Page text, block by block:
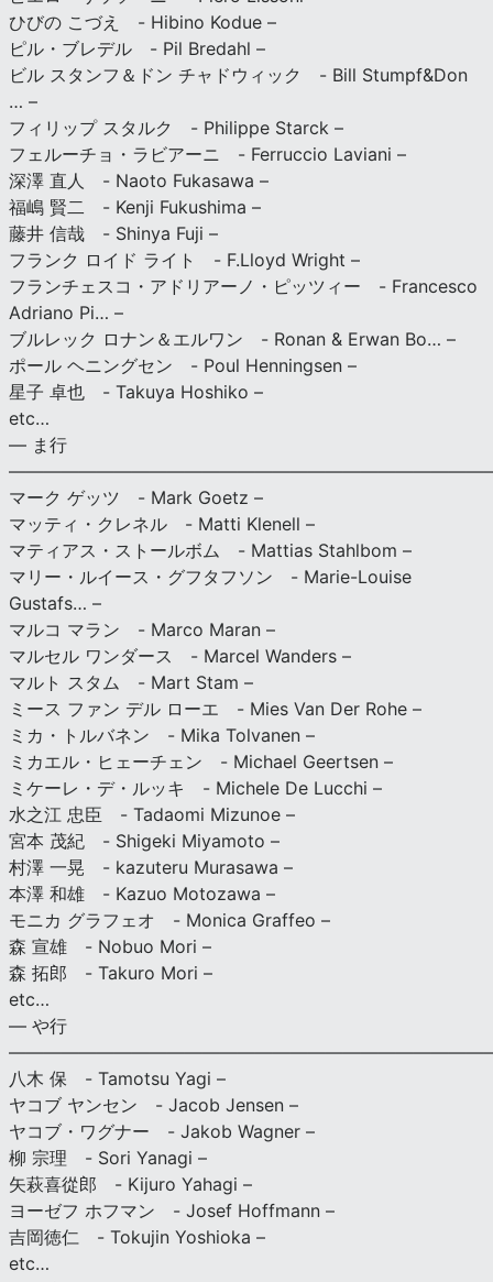
ひびの こづえ - Hibino Kodue –
ピル・ブレデル - Pil Bredahl –
ビル スタンフ＆ドン チャドウィック - Bill Stumpf&Don
… –
フィリップ スタルク - Philippe Starck –
フェルーチョ・ラビアーニ - Ferruccio Laviani –
深澤 直人 - Naoto Fukasawa –
福嶋 賢二 - Kenji Fukushima –
藤井 信哉 - Shinya Fuji –
フランク ロイド ライト - F.Lloyd Wright –
フランチェスコ・アドリアーノ・ピッツィー - Francesco
Adriano Pi… –
ブルレック ロナン＆エルワン - Ronan & Erwan Bo… –
ポール ヘニングセン - Poul Henningsen –
星子 卓也 - Takuya Hoshiko –
etc…
— ま行
マーク ゲッツ - Mark Goetz –
マッティ・クレネル - Matti Klenell –
マティアス・ストールボム - Mattias Stahlbom –
マリー・ルイース・グフタフソン - Marie-Louise
Gustafs… –
マルコ マラン - Marco Maran –
マルセル ワンダース - Marcel Wanders –
マルト スタム - Mart Stam –
ミース ファン デル ローエ - Mies Van Der Rohe –
ミカ・トルバネン - Mika Tolvanen –
ミカエル・ヒェーチェン - Michael Geertsen –
ミケーレ・デ・ルッキ - Michele De Lucchi –
水之江 忠臣 - Tadaomi Mizunoe –
宮本 茂紀 - Shigeki Miyamoto –
村澤 一晃 - kazuteru Murasawa –
本澤 和雄 - Kazuo Motozawa –
モニカ グラフェオ - Monica Graffeo –
森 宣雄 - Nobuo Mori –
森 拓郎 - Takuro Mori –
etc…
— や行
八木 保 - Tamotsu Yagi –
ヤコブ ヤンセン - Jacob Jensen –
ヤコブ・ワグナー - Jakob Wagner –
柳 宗理 - Sori Yanagi –
矢萩喜從郎 - Kijuro Yahagi –
ヨーゼフ ホフマン - Josef Hoffmann –
吉岡徳仁 - Tokujin Yoshioka –
etc…